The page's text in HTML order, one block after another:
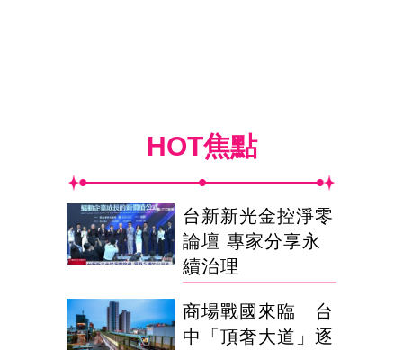
HOT焦點
台新新光金控淨零
論壇 專家分享永
續治理
商場戰國來臨 台
中「頂奢大道」逐